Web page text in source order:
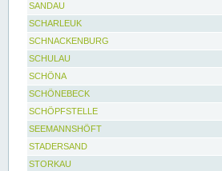
SANDAU
SCHARLEUK
SCHNACKENBURG
SCHULAU
SCHÖNA
SCHÖNEBECK
SCHÖPFSTELLE
SEEMANNSHÖFT
STADERSAND
STORKAU